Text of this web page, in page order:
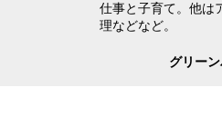
仕事と子育て。他は
理などなど。
グリー